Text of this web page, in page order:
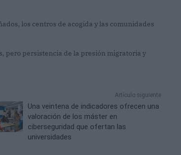
los centros de acogida y las comunidades
pero persistencia de la presión migratoria y
Artículo siguiente
Una veintena de indicadores ofrecen una
valoración de los máster en
ciberseguridad que ofertan las
universidades